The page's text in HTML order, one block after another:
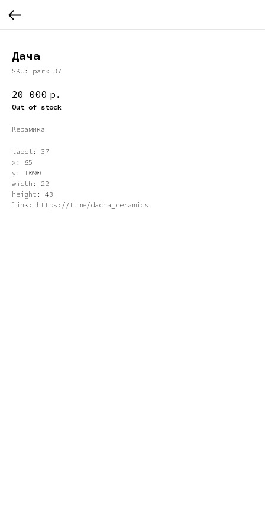
Дача
SKU: park-37
20 000 р.
Out of stock
Керамика
label: 37
x: 85
y: 1090
width: 22
height: 43
link: https://t.me/dacha_ceramics